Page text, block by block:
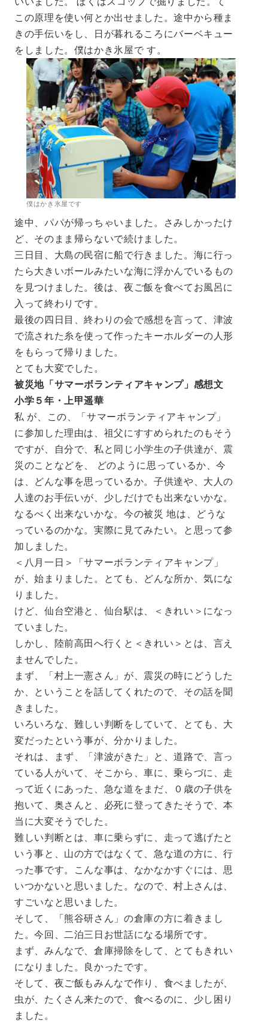
この原理を使い何とか出せました。途中から種ま
きの手伝いをし、日が暮れるころにバーベキュー
をしました。僕はかき氷屋で す。
僕はかき氷屋です
途中、パパが帰っちゃいました。さみしかったけ
ど、そのまま帰らないで続けました。
三日目、大島の民宿に船で行きました。海に行っ
たら大きいボールみたいな海に浮かんでいるもの
を見つけました。後は、夜ご飯を食べてお風呂に
入って終わりです。
最後の四日目、終わりの会で感想を言って、津波
で流された糸を使って作ったキーホルダーの人形
をもらって帰りました。
とても大変でした。
被災地「サマーボランティアキャンプ」感想文
小学５年・上甲遥華
私 が、この、「サマーボランティアキャンプ」
に参加した理由は、祖父にすすめられたのもそう
ですが、自分で、私と同じ小学生の子供達が、震
災のことなどを、 どのように思っているか、今
は、どんな事を思っているか。子供達や、大人の
人達のお手伝いが、少しだけでも出来ないかな。
なるべく出来ないかな。今の被災 地は、どうな
っているのかな。実際に見てみたい。と思って参
加しました。
＜八月一日＞「サマーボランティアキャンプ」
が、始まりました。とても、どんな所か、気にな
りました。
けど、仙台空港と、仙台駅は、＜きれい＞になっ
ていました。
しかし、陸前高田へ行くと＜きれい＞とは、言え
ませんでした。
まず、「村上一憲さん」が、震災の時にどうした
か、ということを話してくれたので、その話を聞
きました。
いろいろな、難しい判断をしていて、とても、大
変だったという事が、分かりました。
それは、まず、「津波がきた」と、道路で、言っ
ている人がいて、そこから、車に、乗らづに、走
って近くにあった、急な道をまだ、０歳の子供を
抱いて、奥さんと、必死に登ってきたそうで、本
当に大変そうでした。
難しい判断とは、車に乗らずに、走って逃げたと
いう事と、山の方ではなくて、急な道の方に、行
った事です。こんな事は、なかなかすぐには、思
いつかないと思いました。なので、村上さんは、
すごいなと思いました。
そして、「熊谷研さん」の倉庫の方に着きまし
た。今回、二泊三日お世話になる場所です。
まず、みんなで、倉庫掃除をして、とてもきれい
になりました。良かったです。
そして、夜ご飯もみんなで作り、食べましたが、
虫が、たくさん来たので、食べるのに、少し困り
ました。